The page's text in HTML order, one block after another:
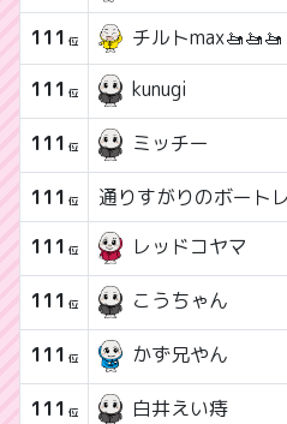
111 位 チルトmax🚤🚤🚤
111 位 kunugi
111 位 ミッチー
111 位 通りすがりのボート
111 位 レッドコヤマ
111 位 こうちゃん
111 位 かず兄やん
111 位 白井えい痔